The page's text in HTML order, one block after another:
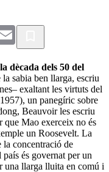
Email
dècada dels 50 del
sabia ben llarga, escriu
exaltant les virtuts del
un panegíric sobre
Beauvoir les escriu
que Mao exerceix no és
un Roosevelt. La
concentració de
és governat per un
una llarga lluita en comú i